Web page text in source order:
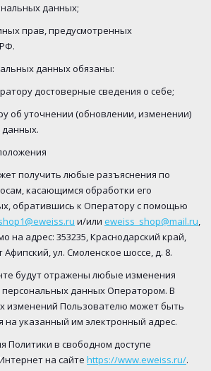
данных;
прав, предусмотренных
данных обязаны:
достоверные сведения о себе;
об уточнении (обновлении, изменении)
данных.
получить любые разъяснения по
касающимся обработки его
обратившись к Оператору с помощью
и/или eweiss_shop@mail.ru,
на адрес: 353235, Краснодарский край,
Афипский, ул. Смоленское шоссе, д. 8.
будут отражены любые изменения
данных Оператором. В
изменений Пользователю может быть
указанный им электронный адрес.
Политики в свободном доступе
на сайте https://www.eweiss.ru/.